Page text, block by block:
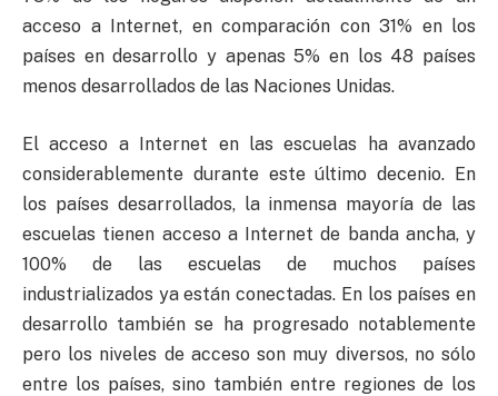
acceso a Internet, en comparación con 31% en los
países en desarrollo y apenas 5% en los 48 países
menos desarrollados de las Naciones Unidas.
El acceso a Internet en las escuelas ha avanzado
considerablemente durante este último decenio. En
los países desarrollados, la inmensa mayoría de las
escuelas tienen acceso a Internet de banda ancha, y
100% de las escuelas de muchos países
industrializados ya están conectadas. En los países en
desarrollo también se ha progresado notablemente
pero los niveles de acceso son muy diversos, no sólo
entre los países, sino también entre regiones de los